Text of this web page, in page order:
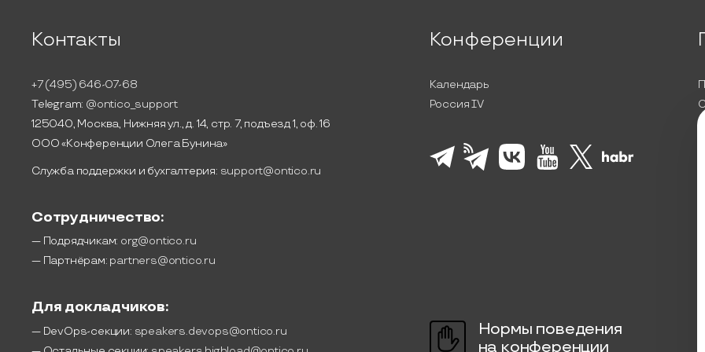
Контакты
+7 (495) 646-07-68
Telegram: @ontico_support
125040, Москва, Нижняя ул., д. 14, стр. 7, подъезд 1, оф. 16
ООО «Конференции Олега Бунина»
Служба поддержки и бухгалтерия: support@ontico.ru
Сотрудничество:
— Подрядчикам: org@ontico.ru
— Партнёрам: partners@ontico.ru
Для докладчиков:
— DevOps-секции: speakers.devops@ontico.ru
Конференции
Календарь
Россия IV
Нормы поведения
на конференции